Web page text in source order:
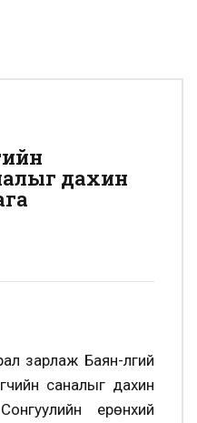
дахин
зарлаж Баян-Өлгий
саналыг дахин
ерөнхий